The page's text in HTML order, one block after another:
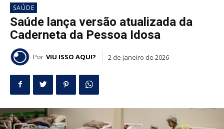
SAÚDE
Saúde lança versão atualizada da
Caderneta da Pessoa Idosa
Por VIU ISSO AQUI? 2 de janeiro de 2026